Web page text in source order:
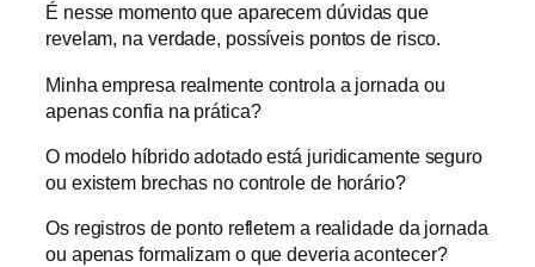
É nesse momento que aparecem dúvidas que
revelam, na verdade, possíveis pontos de risco.
Minha empresa realmente controla a jornada ou
apenas confia na prática?
O modelo híbrido adotado está juridicamente seguro
ou existem brechas no controle de horário?
Os registros de ponto refletem a realidade da jornada
ou apenas formalizam o que deveria acontecer?